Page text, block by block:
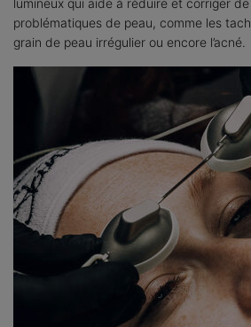
lumineux qui aide à réduire et corriger
problématiques de peau, comme les
grain de peau irrégulier ou encore l’acné.